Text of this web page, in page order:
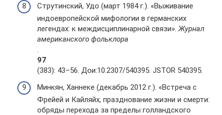
Струтинский, Удо (март 1984 г.). «Выживание
индоевропейской мифологии в германских
легендах: к междисциплинарной связи».Журнал
американского фольклора
.
97
(383): 43–56. Дои:10.2307/540395. JSTOR 540395.
Минкян, Ханнеке (декабрь 2012 г.). «Встреча с
Фрейей и Кайляйх, празднование жизни и смерти:
обряды перехода за пределы голландского